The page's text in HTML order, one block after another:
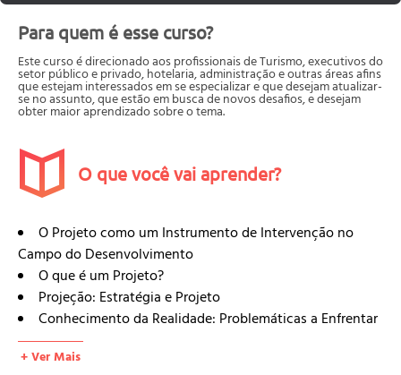
Para quem é esse curso?
Este curso é direcionado aos profissionais de Turismo, executivos do
setor público e privado, hotelaria, administração e outras áreas afins
que estejam interessados em se especializar e que desejam atualizar-
se no assunto, que estão em busca de novos desafios, e desejam
obter maior aprendizado sobre o tema.
O que você vai aprender?
O Projeto como um Instrumento de Intervenção no
Campo do Desenvolvimento
O que é um Projeto?
Projeção: Estratégia e Projeto
Conhecimento da Realidade: Problemáticas a Enfrentar
Aproximação dos Elementos do Projeto e os Esquemas
Operacionais de Desenho
+ Ver Mais